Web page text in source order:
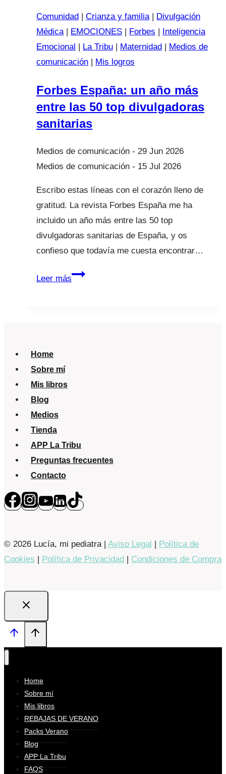
madre
pero
importante
es
hacerles
el
Entrevista
La
2
Comunidad | Crianza y familia| Divulgación
Médica| EMOCIONES | Forbes | Inteligencia
Emocional | La Tribu | Maternidad | Medios de
comunicación | Mis logros
Forbes España: un año más
entre las 50 top divulgadoras
sanitarias
29 Jun 2026
15 Jul 2026
Escribo estas líneas con el corazón lleno de
gratitud. La revista Forbes España me ha
incluido un año más entre las 50 top
divulgadoras sanitarias de España, y os
confieso que todavía me cuesta encontrar…
Leer másForbes
Home
Sobre mí
Mis libros
Blog
Medios
Tienda
APP La Tribu
Preguntas frecuentes
Contacto
© 2026 Lucía, mi pediatra | Aviso Legal | Política de
Cookies | Política de Privacidad | Condiciones de Compra
Home
Sobre mí
Mis libros
REBAJAS DE VERANO
Packs Verano
Blog
APP La Tribu
FAQS